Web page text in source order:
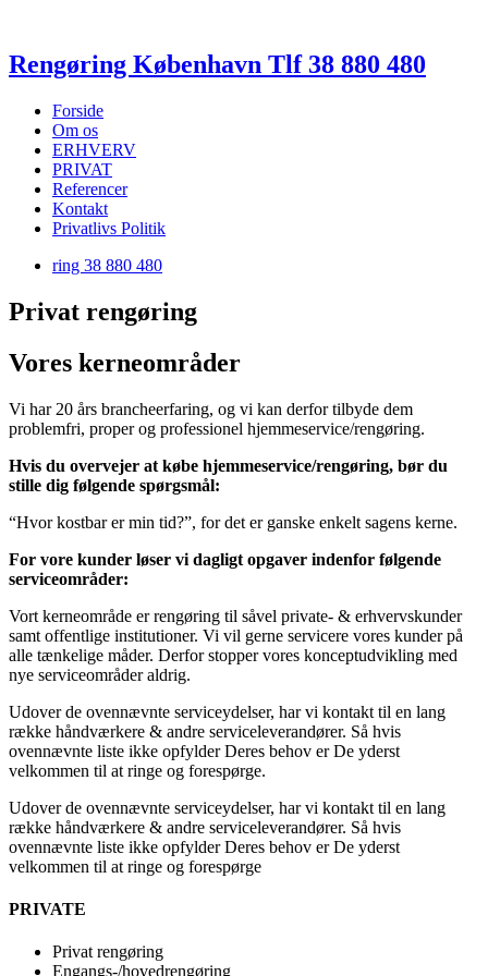
Rengøring København Tlf 38 880 480
Forside
Om os
ERHVERV
PRIVAT
Referencer
Kontakt
Privatlivs Politik
ring 38 880 480
Privat rengøring
Vores kerneområder
Vi har 20 års brancheerfaring, og vi kan derfor tilbyde dem
problemfri, proper og professionel hjemmeservice/rengøring.
Hvis du overvejer at købe hjemmeservice/rengøring, bør du
stille dig følgende spørgsmål:
“Hvor kostbar er min tid?”, for det er ganske enkelt sagens kerne.
For vore kunder løser vi dagligt opgaver indenfor følgende
serviceområder:
Vort kerneområde er rengøring til såvel private- & erhvervskunder
samt offentlige institutioner. Vi vil gerne servicere vores kunder på
alle tænkelige måder. Derfor stopper vores konceptudvikling med
nye serviceområder aldrig.
Udover de ovennævnte serviceydelser, har vi kontakt til en lang
række håndværkere & andre serviceleverandører. Så hvis
ovennævnte liste ikke opfylder Deres behov er De yderst
velkommen til at ringe og forespørge.
Udover de ovennævnte serviceydelser, har vi kontakt til en lang
række håndværkere & andre serviceleverandører. Så hvis
ovennævnte liste ikke opfylder Deres behov er De yderst
velkommen til at ringe og forespørge
PRIVATE
Privat rengøring
Engangs-/hovedrengøring